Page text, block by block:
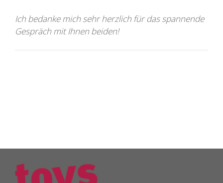
Ich bedanke mich sehr herzlich für das spannende
Gespräch mit Ihnen beiden!